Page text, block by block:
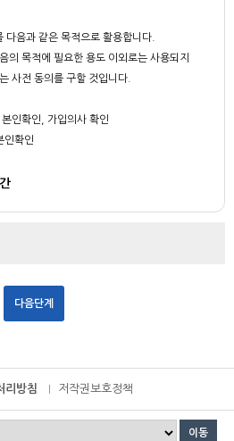
다음과 같은 목적으로 활용합니다.
의 목적에 필요한 용도 이외로는 사용되지
사전 동의를 구할 것입니다.
인확인, 가입의사 확인
인확인
수집 및 이용에 대한 동의를 철회하는 경
만, 다음의 정보에 대하여는 아래의 사유로
로그인 계정을 삭제 합니다.
전 본인이 직접 삭제하셔야 합니다.
여 보존할 필요가 있는 경우 관계법령에서
보를 보관합니다.
리방침 저작권보호정책